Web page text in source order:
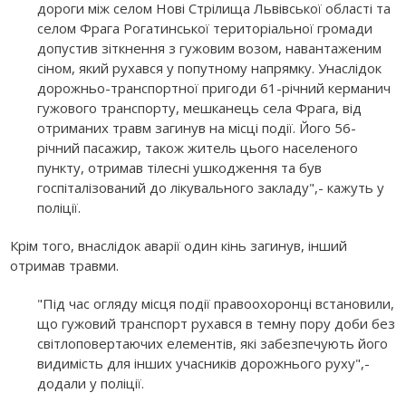
дороги між селом Нові Стрілища Львівської області та
селом Фрага Рогатинської територіальної громади
допустив зіткнення з гужовим возом, навантаженим
сіном, який рухався у попутному напрямку. Унаслідок
дорожньо-транспортної пригоди 61-річний керманич
гужового транспорту, мешканець села Фрага, від
отриманих травм загинув на місці події. Його 56-
річний пасажир, також житель цього населеного
пункту, отримав тілесні ушкодження та був
госпіталізований до лікувального закладу",- кажуть у
поліції.
Крім того, внаслідок аварії один кінь загинув, інший
отримав травми.
"Під час огляду місця події правоохоронці встановили,
що гужовий транспорт рухався в темну пору доби без
світлоповертаючих елементів, які забезпечують його
видимість для інших учасників дорожнього руху",-
додали у поліції.